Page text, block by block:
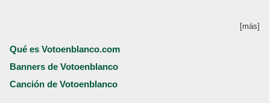
[más]
Qué es Votoenblanco.com
Banners de Votoenblanco
Canción de Votoenblanco